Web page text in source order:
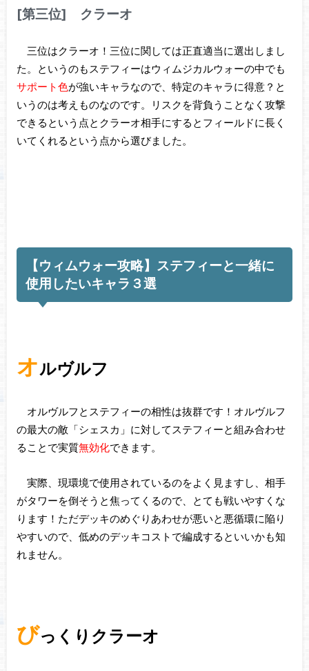
[第三位] クラーオ
三位はクラーオ！三位に関しては正直適当に選出しまし
た。というのもステフィーはウィムジカルウォーの中でも
サポート色が強いキャラなので、特定のキャラに得意？と
いうのは考えものなのです。リスクを背負うことなく攻撃
できるという点とクラーオ相手にするとフィールドに長く
いてくれるという点から選びました。
【ウィムウォー攻略】ステフィーと一緒に
使用したいキャラ３選
オルヴルフ
オルヴルフとステフィーの相性は抜群です！オルヴルフ
の最大の敵「シェスカ」に対してステフィーと組み合わせ
ることで実質無効化できます。
実際、現環境で使用されているのをよく見ますし、相手
がタワーを倒そうと焦ってくるので、とても戦いやすくな
ります！ただデッキのめぐりあわせが悪いと悪循環に陥り
やすいので、低めのデッキコストで編成するといいかも知
れません。
びっくりクラーオ